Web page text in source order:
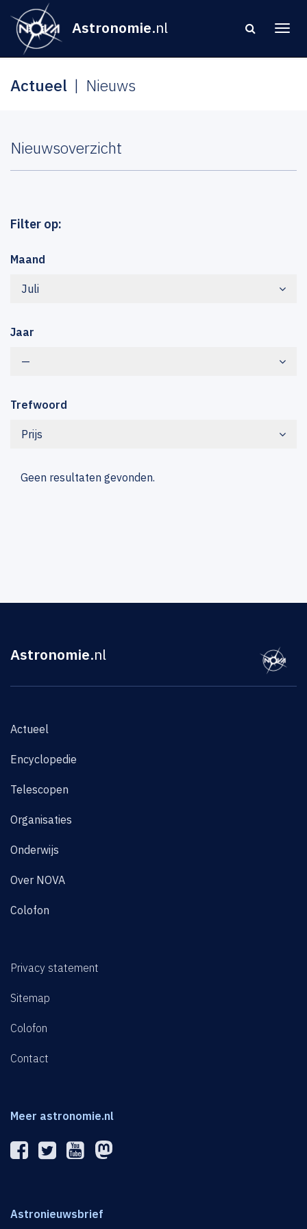
Astronomie.nl
Actueel Nieuws
Nieuwsoverzicht
Filter op:
Maand
Juli
Jaar
—
Trefwoord
Prijs
Geen resultaten gevonden.
Astronomie.nl
Actueel
Encyclopedie
Telescopen
Organisaties
Onderwijs
Over NOVA
Colofon
Privacy statement
Sitemap
Colofon
Contact
Meer astronomie.nl
Astronieuwsbrief